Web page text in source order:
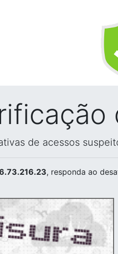
de acessos
, responda ao